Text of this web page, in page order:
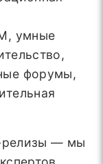
умные
форумы,
релизы — мы